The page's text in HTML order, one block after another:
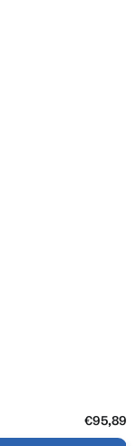
€95,89